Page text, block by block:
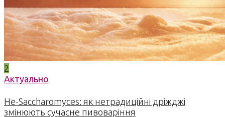
2
Актуально
Не-Saccharomyces: як нетрадиційні дріжджі
змінюють сучасне пивоваріння